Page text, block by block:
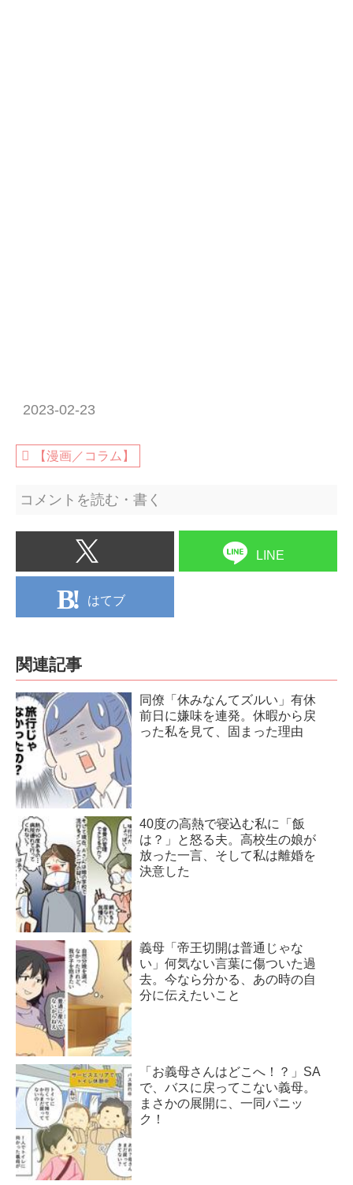
2023-02-23
【漫画／コラム】
コメントを読む・書く
LINE
はてブ
関連記事
同僚「休みなんてズルい」有休
前日に嫌味を連発。休暇から戻
った私を見て、固まった理由
40度の高熱で寝込む私に「飯
は？」と怒る夫。高校生の娘が
放った一言、そして私は離婚を
決意した
義母「帝王切開は普通じゃな
い」何気ない言葉に傷ついた過
去。今なら分かる、あの時の自
分に伝えたいこと
「お義母さんはどこへ！？」SA
で、バスに戻ってこない義母。
まさかの展開に、一同パニッ
ク！